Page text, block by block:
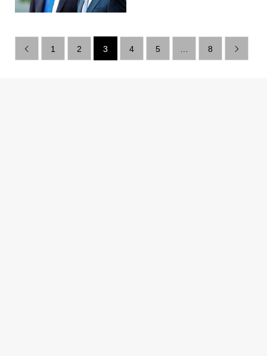
 1 2 3 4 5 8 